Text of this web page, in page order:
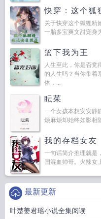
快穿：这个狐
关于快穿这个狐狸精
一胎多宝爽文甜宠身
篮下我为王
人生至此，你是否觉
的人生吗？当你带着
体，...
眃茱
一个女孩本想安安静
烦麻烦却始终如影相
我的存档女友
一句话简介推理就是
国混血帅哥。火辣女
最新更新
叶楚姜君瑶小说全集阅读